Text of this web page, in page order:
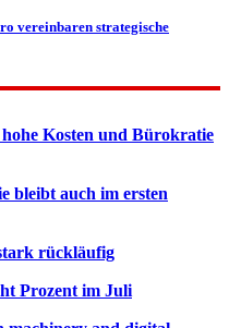
vereinbaren strategische
Kosten und Bürokratie
bleibt auch im ersten
rückläufig
Prozent im Juli